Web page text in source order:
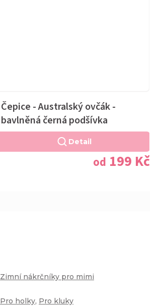
Čepice - Australský ovčák -
bavlněná černá podšívka
od 199 Kč
Detail
Zimní nákrčníky pro mimi
Pro holky, Pro kluky